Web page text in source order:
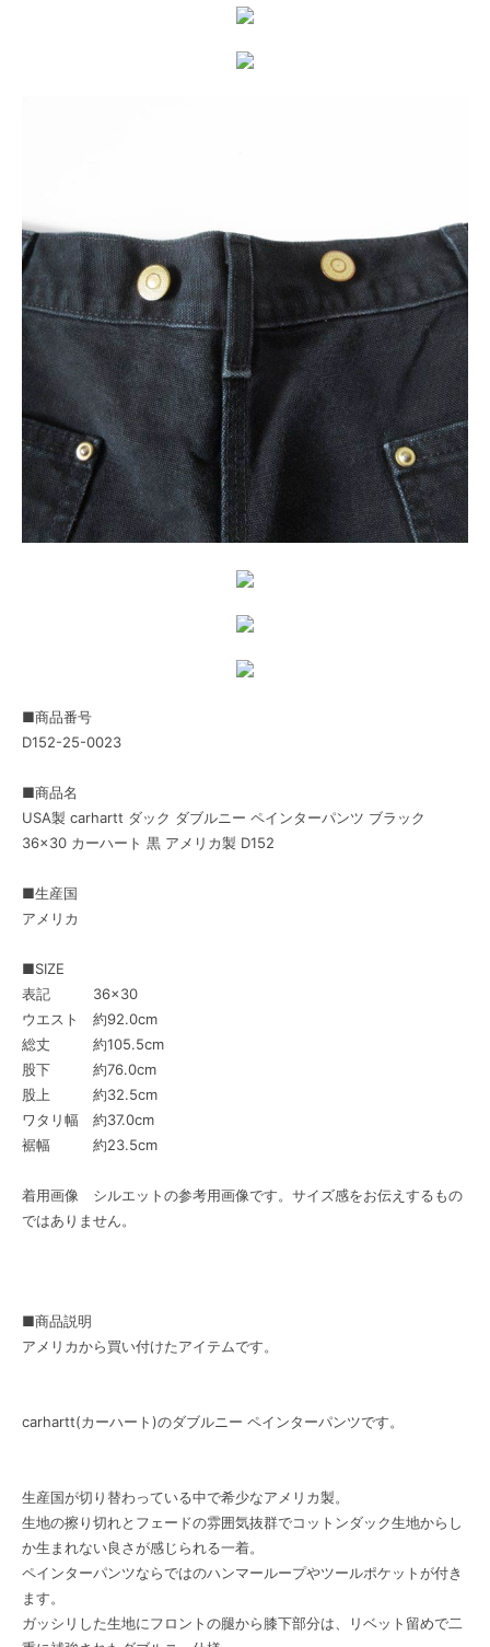
■商品番号
D152-25-0023
■商品名
USA製 carhartt ダック ダブルニー ペインターパンツ ブラック
36×30 カーハート 黒 アメリカ製 D152
■生産国
アメリカ
■SIZE
表記 36×30
ウエスト 約92.0cm
総丈 約105.5cm
股下 約76.0cm
股上 約32.5cm
ワタリ幅 約37.0cm
裾幅 約23.5cm
着用画像 シルエットの参考用画像です。サイズ感をお伝えするもの
ではありません。
■商品説明
アメリカから買い付けたアイテムです。
carhartt(カーハート)のダブルニー ペインターパンツです。
生産国が切り替わっている中で希少なアメリカ製。
生地の擦り切れとフェードの雰囲気抜群でコットンダック生地からし
か生まれない良さが感じられる一着。
ペインターパンツならではのハンマーループやツールポケットが付き
ます。
ガッシリした生地にフロントの腿から膝下部分は、リベット留めで二